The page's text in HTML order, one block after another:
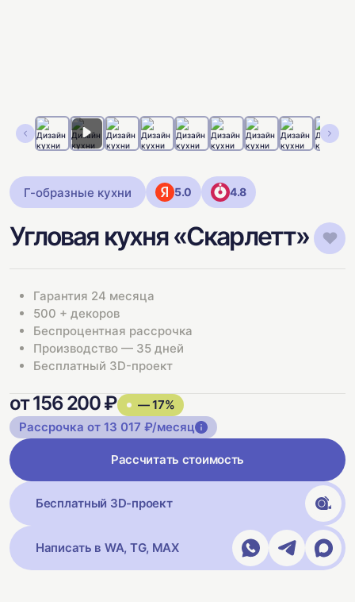
Г-образные кухни 5.0 4.8
Угловая кухня «Скарлетт»
Гарантия 24 месяца
500 + декоров
Беспроцентная рассрочка
Производство — 35 дней
Бесплатный 3D-проект
от 156 200 ₽
— 17%
Рассрочка от 13 017 ₽/месяц
Рассчитать стоимость
Бесплатный 3D-проект
Написать в WA, TG, MAX